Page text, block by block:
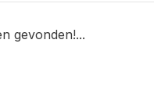
gevonden!...